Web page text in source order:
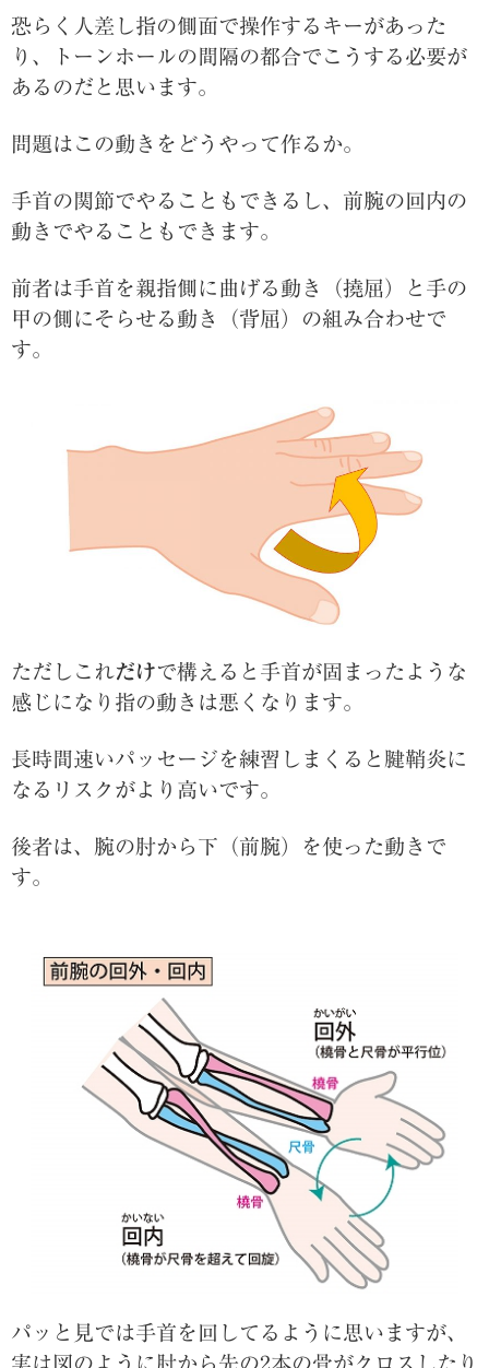
恐らく人差し指の側面で操作するキーがあった
り、トーンホールの間隔の都合でこうする必要が
あるのだと思います。
問題はこの動きをどうやって作るか。
手首の関節でやることもできるし、前腕の回内の
動きでやることもできます。
前者は手首を親指側に曲げる動き（撓屈）と手の
甲の側にそらせる動き（背屈）の組み合わせで
す。
ただしこれだけで構えると手首が固まったような
感じになり指の動きは悪くなります。
長時間速いパッセージを練習しまくると腱鞘炎に
なるリスクがより高いです。
後者は、腕の肘から下（前腕）を使った動きで
す。
パッと見では手首を回してるように思いますが、
実は図のように肘から先の2本の骨がクロスしたり